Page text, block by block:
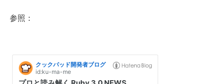
参照：